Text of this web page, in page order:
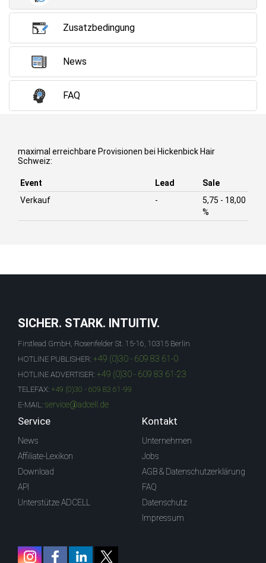
Zusatzbedingung
News
FAQ
maximal erreichbare Provisionen bei Hickenbick Hair
Schweiz:
Event Lead
Sale
Verkauf
-
5,75 - 18,00
%
SICHER. STARK. INTUITIV.
Firstlead GmbH, Rosenfelder St. 15-16, 10315 Berlin
HOTLINE PUBLISHER: +49 (0)30 - 609 83 61-0
HOTLINE ADVERTISER: +49 (0)30 - 609 83 61-23
TELEFAX: +49 (0)30 - 609 83 61-99
E-MAIL: service@adcell.de
Service
News
Affiliate-Lexikon
Download
API
Unterstütze ADCELL
Kontakt
Unternehmen
Jobs
AGB & Datenschutzerklärung
FAQ
Datenschutz
Impressum